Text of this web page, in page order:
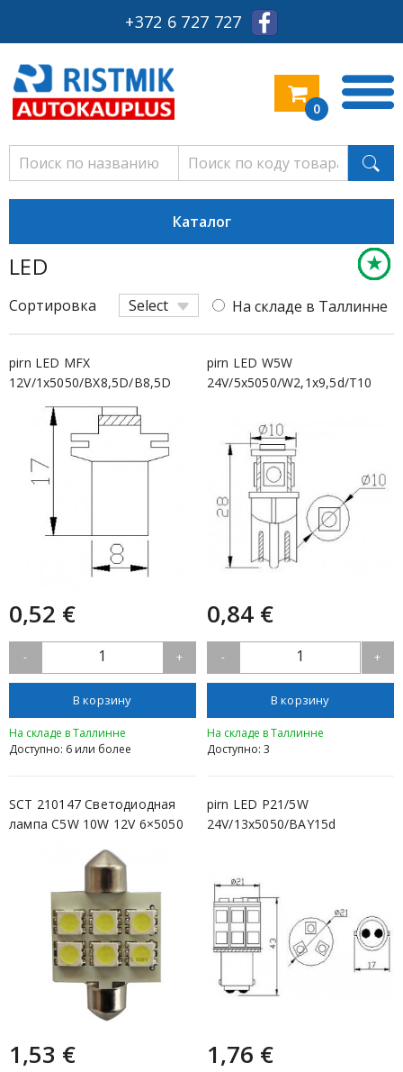
+372 6 727 727
0
Каталог
LED
Сортировка Select На складе в Таллинне
pirn LED MFX
12V/1x5050/BX8,5D/B8,5D
0,52 €
- 1 +
В корзину
На складе в Таллинне
Доступно: 6 или более
★
pirn LED W5W
24V/5x5050/W2,1x9,5d/T10
0,84 €
- 1 +
В корзину
На складе в Таллинне
Доступно: 3
★
SCT 210147 Светодиодная
лампа C5W 10W 12V 6×5050
1,53 €
★
pirn LED P21/5W
24V/13x5050/BAY15d
1,76 €
★
★
★
★
★
★
★
★
★
★